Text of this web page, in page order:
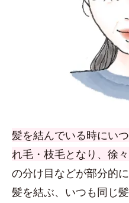
髪を結んでいる時にい
れ毛・枝毛となり、徐
の分け目などが部分的
髪を結ぶ、いつも同じ